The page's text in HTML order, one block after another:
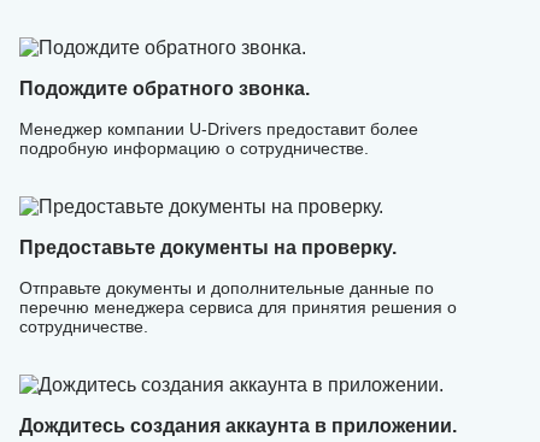
Подождите обратного звонка.
Менеджер компании U-Drivers предоставит более
подробную информацию о сотрудничестве.
Предоставьте документы на проверку.
Отправьте документы и дополнительные данные по
перечню менеджера сервиса для принятия решения о
сотрудничестве.
Дождитесь создания аккаунта в приложении.